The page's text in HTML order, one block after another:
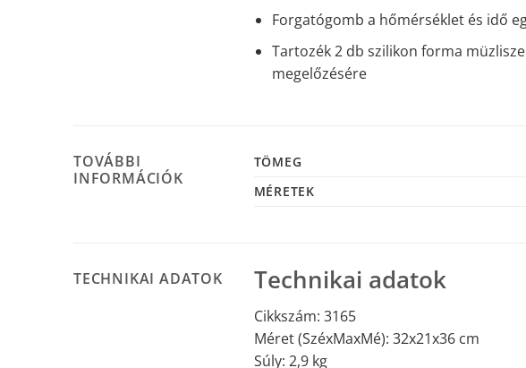
Forgatógomb a hőmérséklet és idő
Tartozék 2 db szilikon forma
megelőzésére
TOVÁBBI
INFORMÁCIÓK
TÖMEG
MÉRETEK
TECHNIKAI ADATOK Technikai adatok
Cikkszám: 3165
Méret (SzéxMaxMé): 32x21x36 cm
Súly: 2,9 kg